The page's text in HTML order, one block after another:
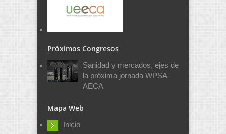
Próximos Congresos
Sanidad y mercados, ejes de
la próxima jornada WPSA-
AECA
Mapa Web
Inicio